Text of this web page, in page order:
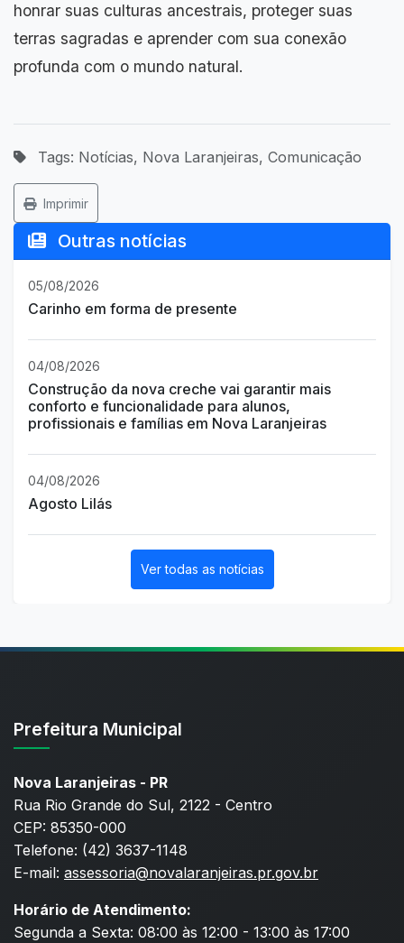
honrar suas culturas ancestrais, proteger suas
terras sagradas e aprender com sua conexão
profunda com o mundo natural.
Tags: Notícias, Nova Laranjeiras, Comunicação
Imprimir
Outras notícias
05/08/2026
Carinho em forma de presente
04/08/2026
Construção da nova creche vai garantir mais
conforto e funcionalidade para alunos,
profissionais e famílias em Nova Laranjeiras
04/08/2026
Agosto Lilás
Ver todas as notícias
Prefeitura Municipal
Nova Laranjeiras - PR
Rua Rio Grande do Sul, 2122 - Centro
CEP: 85350-000
Telefone: (42) 3637-1148
E-mail: assessoria@novalaranjeiras.pr.gov.br
Horário de Atendimento:
Segunda a Sexta: 08:00 às 12:00 - 13:00 às 17:00